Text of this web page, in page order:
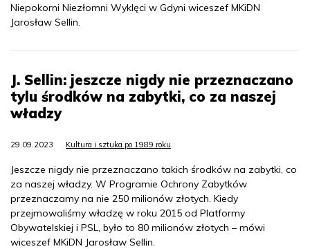
Niepokorni Niezłomni Wyklęci w Gdyni wiceszef MKiDN
Jarosław Sellin.
J. Sellin: jeszcze nigdy nie przeznaczano
tylu środków na zabytki, co za naszej
władzy
29.09.2023 Kultura i sztuka po 1989 roku
Jeszcze nigdy nie przeznaczano takich środków na zabytki, co
za naszej władzy. W Programie Ochrony Zabytków
przeznaczamy na nie 250 milionów złotych. Kiedy
przejmowaliśmy władzę w roku 2015 od Platformy
Obywatelskiej i PSL, było to 80 milionów złotych – mówi
wiceszef MKiDN Jarosław Sellin.